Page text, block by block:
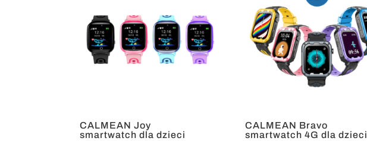
CALMEAN Joy
smartwatch dla dzieci
CALMEAN Bravo
smartwatch 4G dla dzieci